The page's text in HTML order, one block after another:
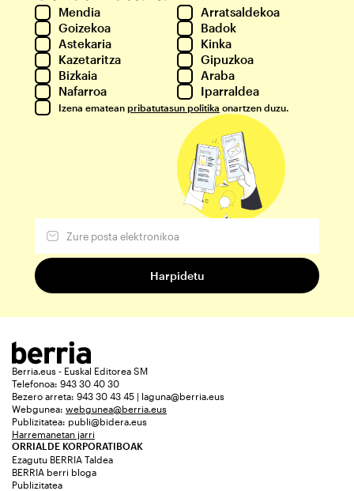
Mendia
Arratsaldekoa
Goizekoa
Badok
Astekaria
Kinka
Kazetaritza
Gipuzkoa
Bizkaia
Araba
Nafarroa
Iparraldea
Izena ematean pribatutasun politika onartzen duzu.
Berria.eus - Euskal Editorea SM
Telefonoa: 943 30 40 30
Bezero arreta: 943 30 43 45 | laguna@berria.eus
Webgunea: webgunea@berria.eus
Publizitatea: publi@bidera.eus
Harremanetan jarri
ORRIALDE KORPORATIBOAK
Ezagutu BERRIA Taldea
BERRIA berri bloga
Publizitatea